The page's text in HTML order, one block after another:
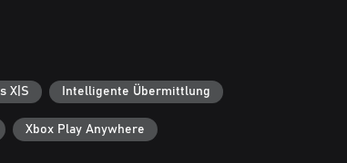
X|S Intelligente Übermittlung
Xbox Play Anywhere